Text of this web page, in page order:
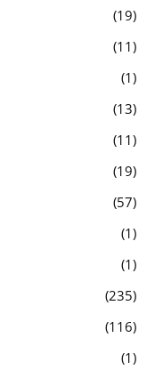
19
11
1
13
11
19
57
1
1
235
116
1